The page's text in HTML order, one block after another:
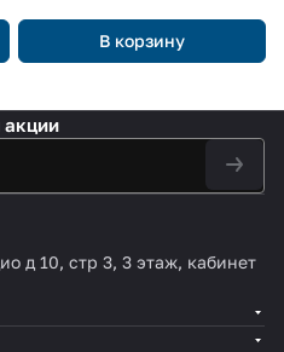
В корзину
акции
д 10, стр 3, 3 этаж, кабинет